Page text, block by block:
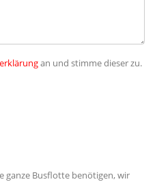
an und stimme dieser zu.
ganze Busflotte benötigen, wir